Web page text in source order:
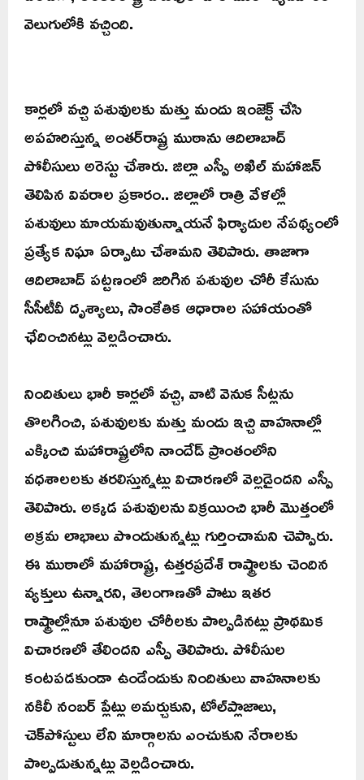
వెలుగులోకి వచ్చింది.
కార్లలో వచ్చి పశువులకు మత్తు మందు ఇంజెక్ట్ చేసి
అపహరిస్తున్న అంతర్‌రాష్ట్ర ముఠాను ఆదిలాబాద్
పోలీసులు అరెస్టు చేశారు. జిల్లా ఎస్పీ అఖిల్ మహాజన్
తెలిపిన వివరాల ప్రకారం.. జిల్లాలో రాత్రి వేళల్లో
పశువులు మాయమవుతున్నాయనే ఫిర్యాదుల నేపథ్యంలో
ప్రత్యేక నిఘా ఏర్పాటు చేశామని తెలిపారు. తాజాగా
ఆదిలాబాద్ పట్టణంలో జరిగిన పశువుల చోరీ కేసును
సీసీటీవీ దృశ్యాలు, సాంకేతిక ఆధారాల సహాయంతో
ఛేదించినట్లు వెల్లడించారు.
నిందితులు భారీ కార్లలో వచ్చి, వాటి వెనుక సీట్లను
తొలగించి, పశువులకు మత్తు మందు ఇచ్చి వాహనాల్లో
ఎక్కించి మహారాష్ట్రలోని నాందేడ్ ప్రాంతంలోని
వధశాలలకు తరలిస్తున్నట్లు విచారణలో వెల్లడైందని ఎస్పీ
తెలిపారు. అక్కడ పశువులను విక్రయించి భారీ మొత్తంలో
అక్రమ లాభాలు పొందుతున్నట్లు గుర్తించామని చెప్పారు.
ఈ ముఠాలో మహారాష్ట్ర, ఉత్తరప్రదేశ్ రాష్ట్రాలకు చెందిన
వ్యక్తులు ఉన్నారని, తెలంగాణతో పాటు ఇతర
రాష్ట్రాల్లోనూ పశువుల చోరీలకు పాల్పడినట్లు ప్రాథమిక
విచారణలో తేలిందని ఎస్పీ తెలిపారు. పోలీసుల
కంటపడకుండా ఉండేందుకు నిందితులు వాహనాలకు
నకిలీ నంబర్ ప్లేట్లు అమర్చుకుని, టోల్‌ప్లాజాలు,
చెక్‌పోస్టులు లేని మార్గాలను ఎంచుకుని నేరాలకు
పాల్పడుతున్నట్లు వెల్లడించారు.